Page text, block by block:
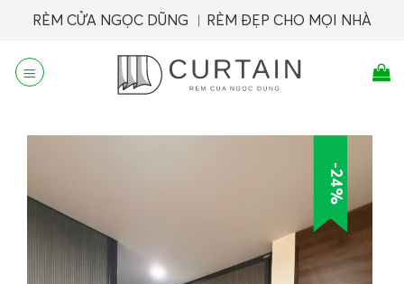
content
RÈM CỬA NGỌC DŨNG ︱RÈM ĐẸP CHO MỌI NHÀ
-24%